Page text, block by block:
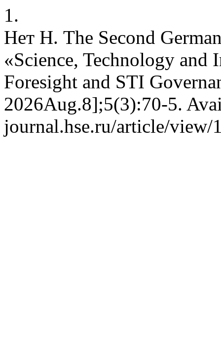
1.
Нет Н. The Second
«Science, Technology
Foresight and STI
2026Aug.8];5(3):70-5.
journal.hse.ru/article/view/